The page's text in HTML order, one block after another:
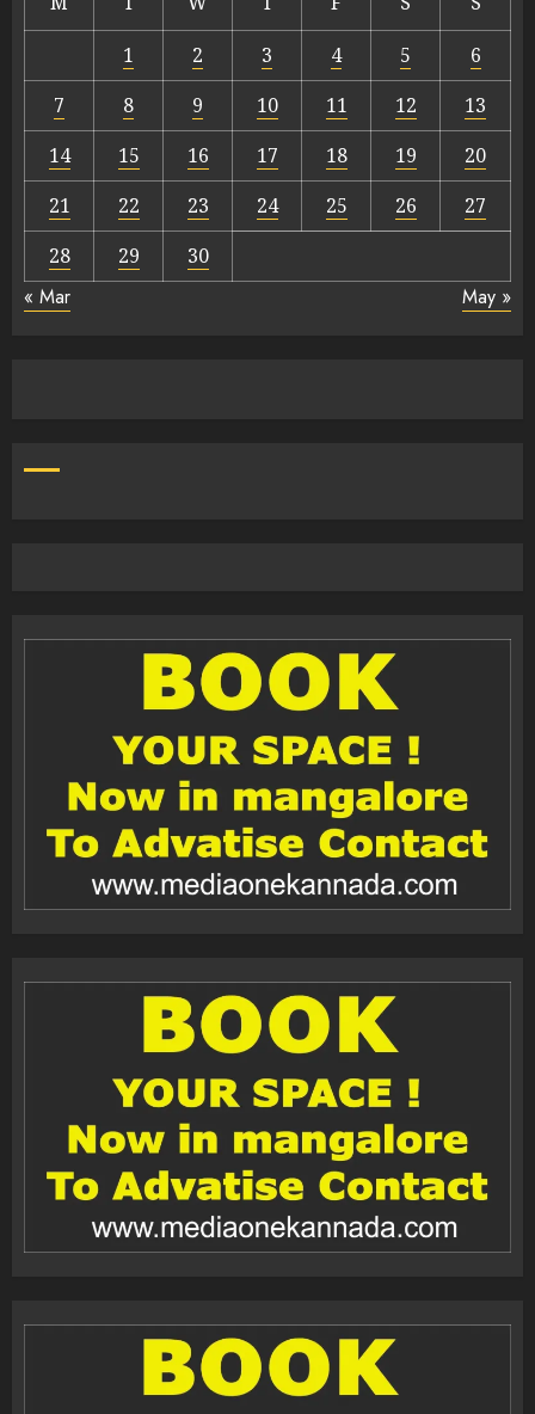
1
2 3 4 5
6
7
8 9 10 11 12
13
14
15 16 17 18 19
20
21
22 23 24 25 26
27
28
29 30
« Mar May »